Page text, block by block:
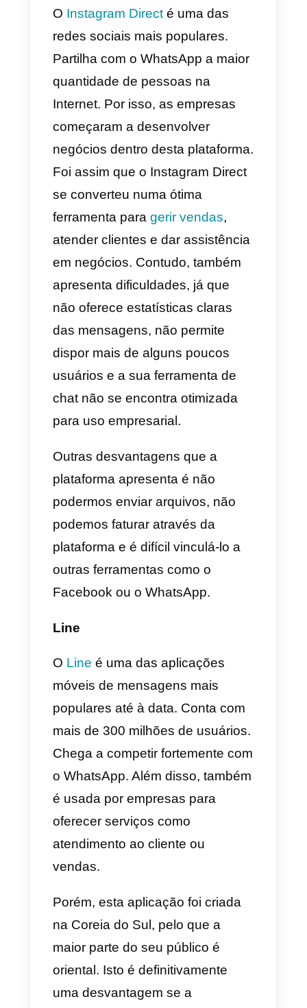
OTelegramé outra grande
alternativa ao WhatsApp. Tal
como a aplicação mais popular
de mensagens instantâneas, e
certa maneira, o Telegram
executa as mesmas
funcionalidades. Apresenta
contudo muitas características
adicionais que o tornam distinto
do WhatsApp.
Como bem sabes, o Telegram é
uma ferramenta que permite criar
bots e modificar os grupos e
cada um. Isto trouxe um grande
empresas criar os seus próprios
sistemas de atendimento ao
cliente automatizado e bots para
responder a dúvidas frequentes.
Foi assim que esta aplicação
passou a ser uma alternativa
Contudo, o seu número de
usuários é muito inferior ao
WhatsApp, o que representa
grande desvantagem para as
vendas e o atendimento ao
cliente de forma empresarial.
Instagram Direct
OInstagram Directé uma das
redes sociais mais populares.
Partilha com o WhatsApp a maior
quantidade de pessoas na